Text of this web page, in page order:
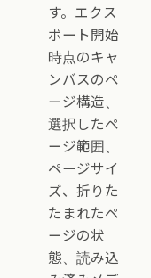
す。エクス
ポート開始
時点のキャ
ンバスのペ
ージ構造、
選択したペ
ージ範囲、
ページサイ
ズ、折りた
たまれたペ
ージの状
態、読み込